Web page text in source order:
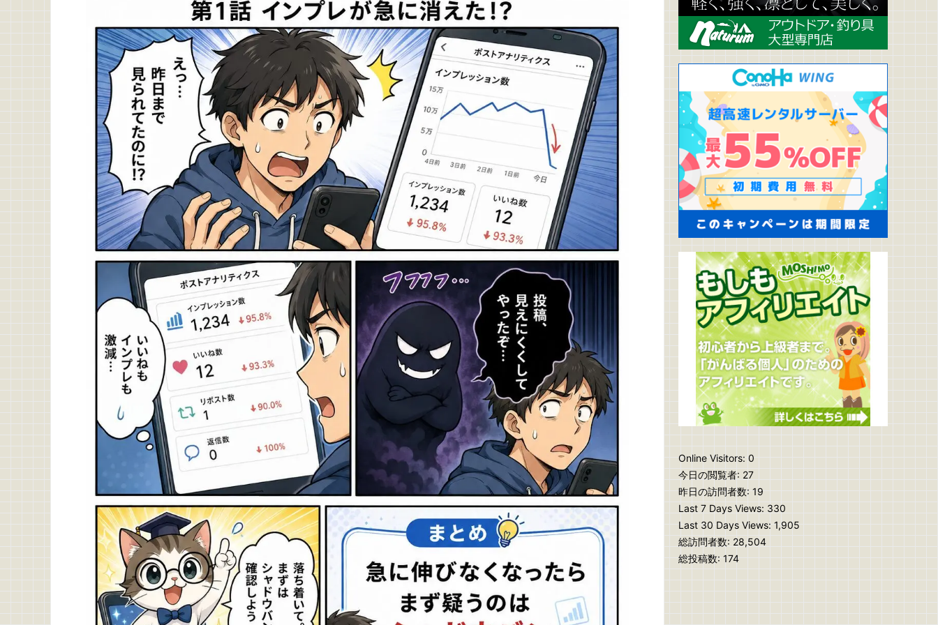
Online Visitors: 0
今日の閲覧者: 27
昨日の訪問者数: 19
Last 7 Days Views: 330
Last 30 Days Views: 1,905
総訪問者数: 28,504
総投稿数: 174